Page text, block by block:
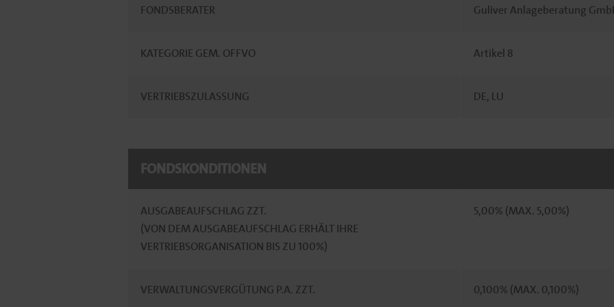
FONDSBERATER Guliver Anlageberatung
KATEGORIE GEM. OFFVO Artikel 8
VERTRIEBSZULASSUNG DE, LU
FONDSKONDITIONEN
AUSGABEAUFSCHLAG ZZT.
(VON DEM AUSGABEAUFSCHLAG ERHÄLT IHRE
VERTRIEBSORGANISATION BIS ZU 100%)
5,00% (MAX. 5,00%)
VERWALTUNGSVERGÜTUNG P.A. ZZT. 0,100% (MAX. 0,100%)